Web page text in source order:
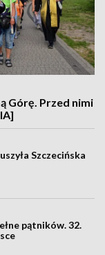
Górę. Przed nimi
Szczecińska
pątników. 32.